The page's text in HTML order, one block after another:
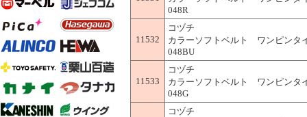
048R
11532
コヅチ
カラーソフトベルト ワンピン
048BU
11533
コヅチ
カラーソフトベルト ワンピン
048G
コヅチ